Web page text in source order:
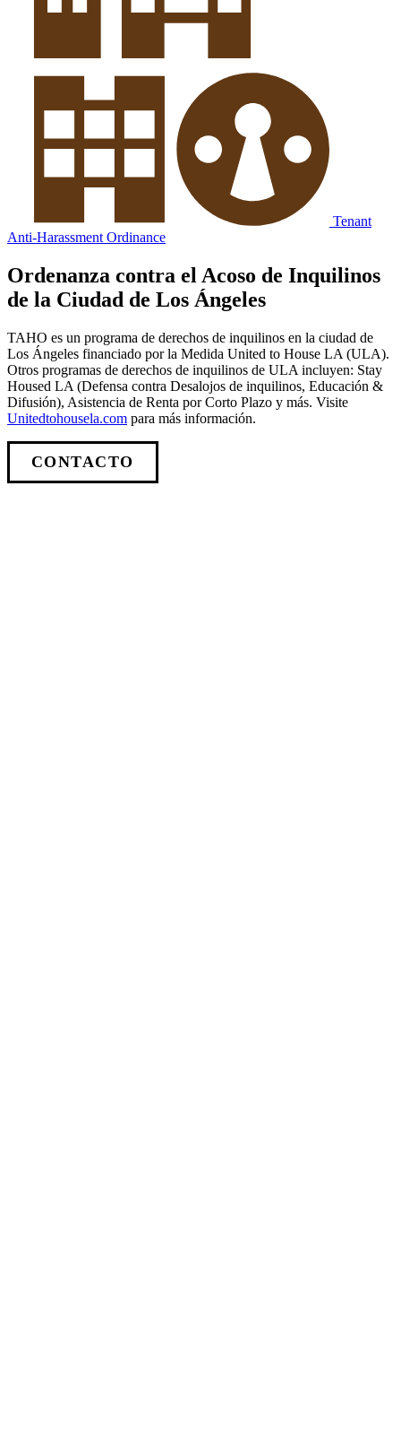
Tenant
Anti-Harassment Ordinance
Ordenanza contra el Acoso de Inquilinos
de la Ciudad de Los Ángeles
TAHO es un programa de derechos de inquilinos en la ciudad de
Los Ángeles financiado por la Medida United to House LA (ULA).
Otros programas de derechos de inquilinos de ULA incluyen: Stay
Housed LA (Defensa contra Desalojos de inquilinos, Educación &
Difusión), Asistencia de Renta por Corto Plazo y más. Visite
Unitedtohousela.com para más información.
CONTACTO